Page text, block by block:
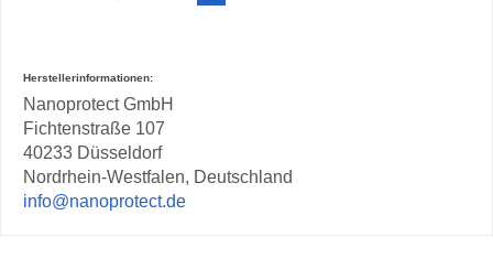
Herstellerinformationen:
Nanoprotect GmbH
Fichtenstraße 107
40233 Düsseldorf
Nordrhein-Westfalen, Deutschland
info@nanoprotect.de